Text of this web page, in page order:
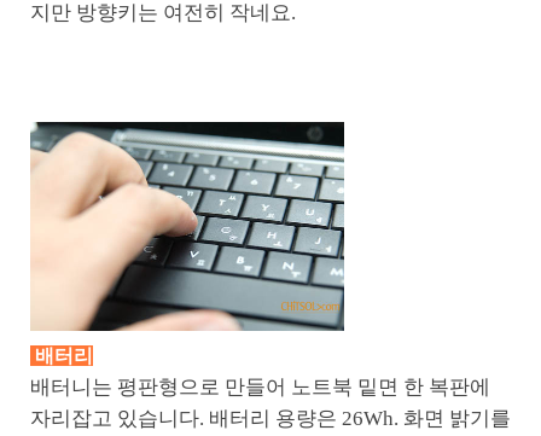
지만 방향키는 여전히 작네요.
배터리
배터니는 평판형으로 만들어 노트북 밑면 한 복판에
자리잡고 있습니다. 배터리 용량은 26Wh. 화면 밝기를